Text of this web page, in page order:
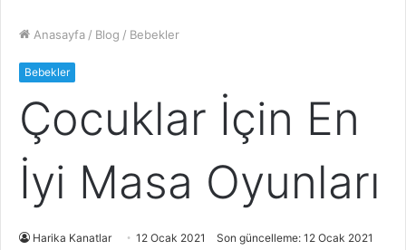
Anasayfa / Blog / Bebekler
Bebekler
Çocuklar İçin En
İyi Masa Oyunları
Harika Kanatlar 12 Ocak 2021 Son güncelleme: 12 Ocak 2021